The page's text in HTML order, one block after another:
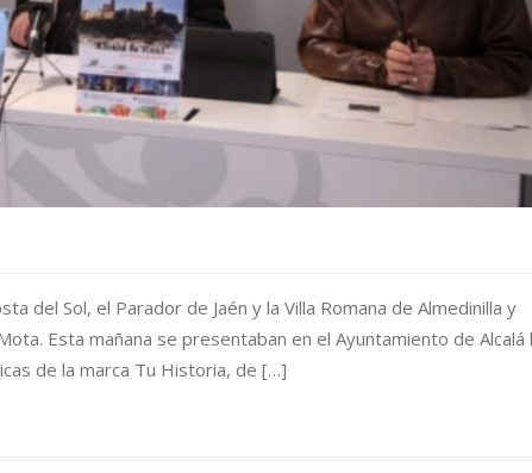
del Sol, el Parador de Jaén y la Villa Romana de Almedinilla y
Esta mañana se presentaban en el Ayuntamiento de Alcalá
de la marca Tu Historia, de […]